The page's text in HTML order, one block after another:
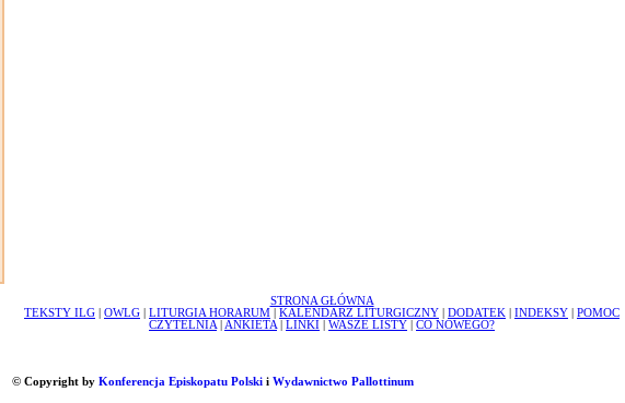
STRONA GŁÓWNA
TEKSTY ILG
OWLG LITURGIA HORARUM KALENDARZ LITURGICZNY DODATEK INDEKSY
POMOC
CZYTELNIA
ANKIETA LINKI WASZE LISTY CO NOWEGO?
© Copyright by Konferencja Episkopatu Polskii Wydawnictwo Pallottinum